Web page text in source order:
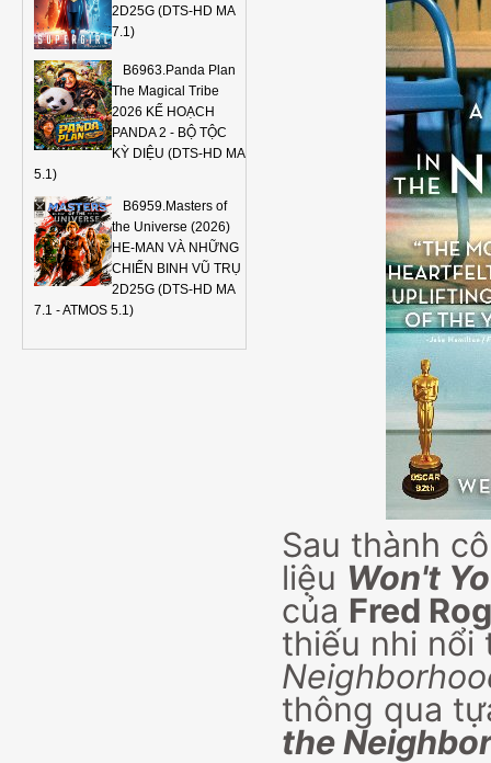
2D25G (DTS-HD MA
7.1)
B6963.Panda Plan
The Magical Tribe
2026 KẾ HOẠCH
PANDA 2 - BỘ TỘC
KỲ DIỆU (DTS-HD MA
5.1)
B6959.Masters of
the Universe (2026)
HE-MAN VÀ NHỮNG
CHIẾN BINH VŨ TRỤ
2D25G (DTS-HD MA
7.1 - ATMOS 5.1)
Sau thành
liệu Won't
của Fred
thiếu nhi
thông qua
the